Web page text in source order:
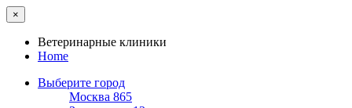
×
Ветеринарные клиники
Home
Выберите город
Москва 865